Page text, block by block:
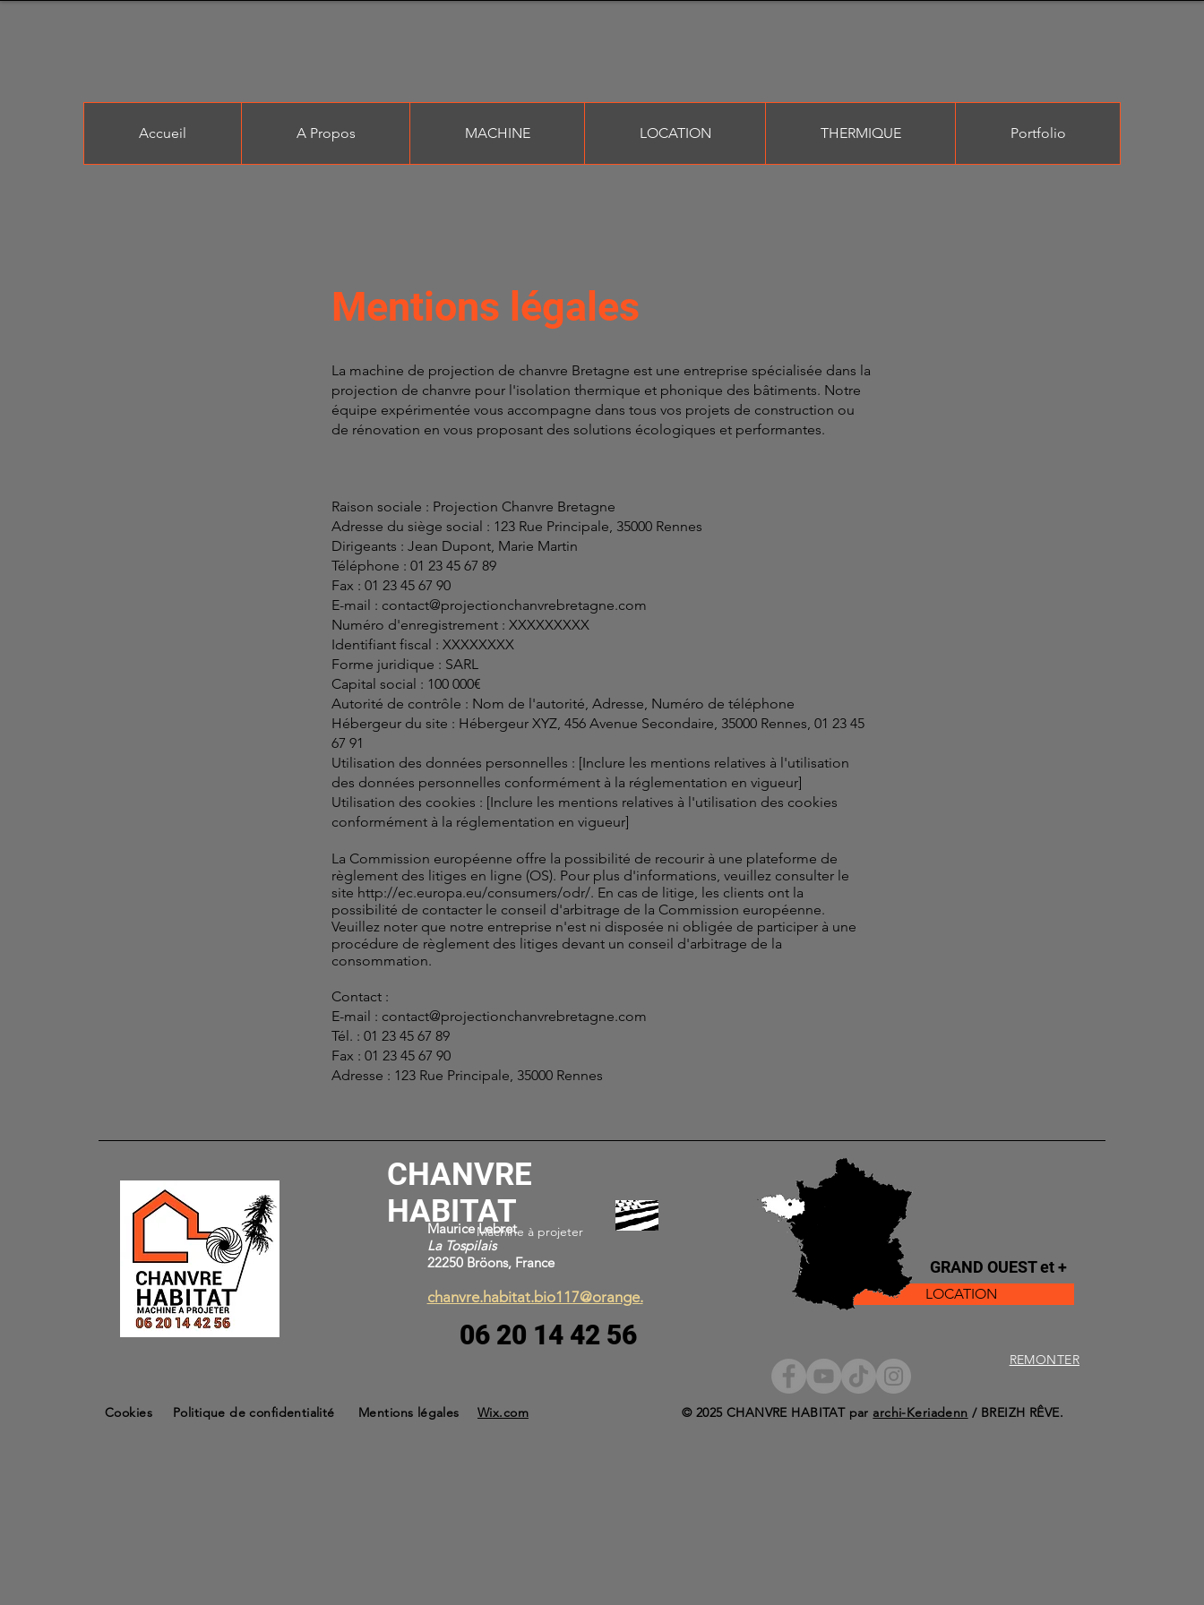
Accueil A Propos MACHINE LOCATION THERMIQUE Portfolio
Mentions légales
La machine de projection de chanvre Bretagne est une entreprise spécialisée dans la
projection de chanvre pour l'isolation thermique et phonique des bâtiments. Notre
équipe expérimentée vous accompagne dans tous vos projets de construction ou
de rénovation en vous proposant des solutions écologiques et performantes.
Raison sociale : Projection Chanvre Bretagne
Adresse du siège social : 123 Rue Principale, 35000 Rennes
Dirigeants : Jean Dupont, Marie Martin
Téléphone : 01 23 45 67 89
Fax : 01 23 45 67 90
E-mail : contact@projectionchanvrebretagne.com
Numéro d'enregistrement : XXXXXXXXX
Identifiant fiscal : XXXXXXXX
Forme juridique : SARL
Capital social : 100 000€
Autorité de contrôle : Nom de l'autorité, Adresse, Numéro de téléphone
Hébergeur du site : Hébergeur XYZ, 456 Avenue Secondaire, 35000 Rennes, 01 23 45
67 91
Utilisation des données personnelles : [Inclure les mentions relatives à l'utilisation
des données personnelles conformément à la réglementation en vigueur]
Utilisation des cookies : [Inclure les mentions relatives à l'utilisation des cookies
conformément à la réglementation en vigueur]
La Commission européenne offre la possibilité de recourir à une plateforme de
règlement des litiges en ligne (OS). Pour plus d'informations, veuillez consulter le
site http://ec.europa.eu/consumers/odr/. En cas de litige, les clients ont la
possibilité de contacter le conseil d'arbitrage de la Commission européenne.
Veuillez noter que notre entreprise n'est ni disposée ni obligée de participer à une
procédure de règlement des litiges devant un conseil d'arbitrage de la
consommation.
Contact :
E-mail : contact@projectionchanvrebretagne.com
Tél. : 01 23 45 67 89
Fax : 01 23 45 67 90
Adresse : 123 Rue Principale, 35000 Rennes
Maurice Lebret
La Tospilais
22250 Bröons, France
chanvre.habitat.bio117@orange.
06 20 14 42 56
GRAND OUEST et +
LOCATION
REMONTER
Cookies Politique de confidentialité Mentions légales Wix.com © 2025 CHANVRE HABITAT par archi-Keriadenn / BREIZH RÊVE.
CHANVRE
HABITAT
Machine à projeter